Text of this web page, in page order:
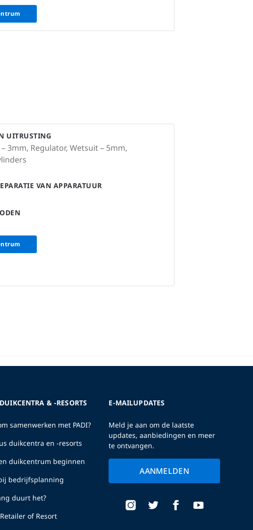
UITRUSTING
3mm, Regulator, Wetsuit – 5mm,
VAN APPARATUUR
& -RESORTS
samenwerken met PADI?
duikcentra en -resorts
duikcentrum beginnen
bedrijfsplanning
duurt het?
of Resort
E-MAILUPDATES
Meld je aan om de laatste
updates, aanbiedingen en meer
te ontvangen.
AANMELDEN